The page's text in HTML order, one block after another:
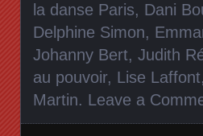
la danse Paris, Dani
Delphine Simon,
Johanny Bert, Judith
au pouvoir, Lise Laffont,
Martin. Leave a